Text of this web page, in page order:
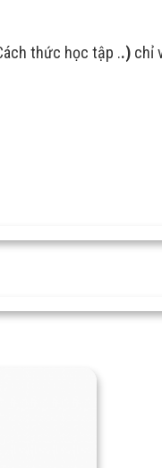
thức học tập ..) chỉ